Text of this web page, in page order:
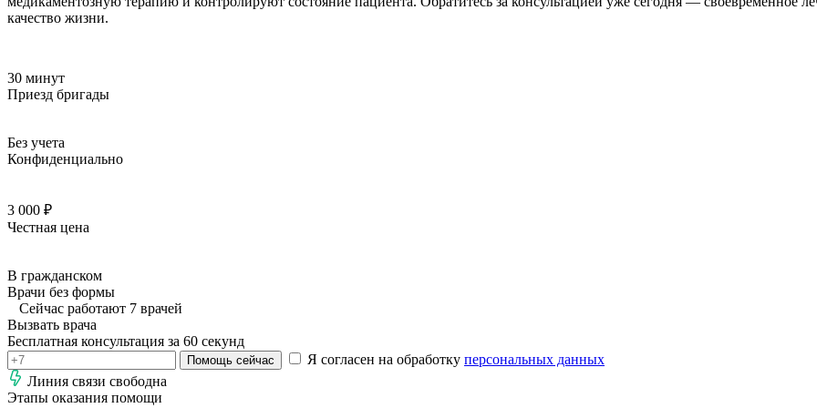
качество жизни.
30 минут
Приезд бригады
Без учета
Конфиденциально
3 000 ₽
Честная цена
В гражданском
Врачи без формы
Сейчас работают 7 врачей
Вызвать врача
Бесплатная консультация за 60 секунд
Помощь сейчас Я согласен на обработку персональных данных
Линия связи свободна
Этапы оказания помощи